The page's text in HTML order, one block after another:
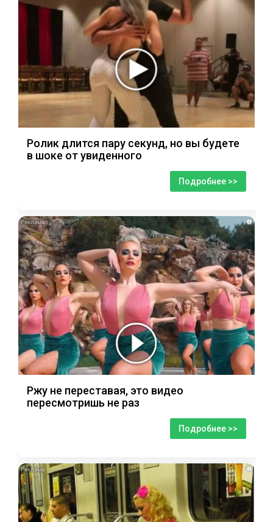
Ролик длится пару секунд, но вы будете
в шоке от увиденного
Подробнее >>
i
Ржу не переставая, это видео
пересмотришь не раз
Подробнее >>
i